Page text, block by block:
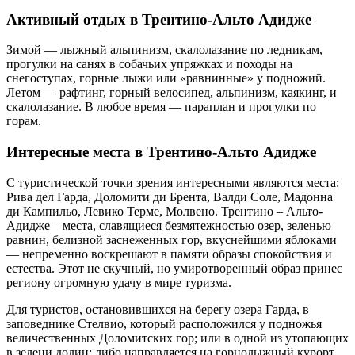
Активный отдых в Трентино-Альто Адидже
Зимой — лыжный альпинизм, скалолазание по ледникам,
прогулки на санях в собачьих упряжках и походы на
снегоступах, горные лыжи или «равнинные» у подножий.
Летом — рафтинг, горный велосипед, альпинизм, каякинг, и
скалолазание. В любое время — параплан и прогулки по
горам.
Интересные места в Трентино-Альто Адидже
С туристической точки зрения интересными являются места:
Рива дел Гарда, Доломити ди Брента, Валди Соле, Мадонна
ди Кампильо, Левико Терме, Молвено. Трентино – Альто-
Адидже – места, славящиеся безмятежностью озер, зеленью
равнин, белизной заснеженных гор, вкуснейшими яблоками
— непременно воскрешают в памяти образы спокойствия и
естества. Этот не скучный, но умиротворенный образ принес
региону огромную удачу в мире туризма.
Для туристов, остановившихся на берегу озера Гарда, в
заповеднике Стелвио, который расположился у подножья
величественных Доломитских гор; или в одной из утопающих
в зелени долин; либо направляется на горнолыжный курорт